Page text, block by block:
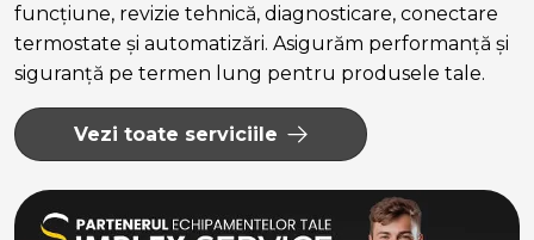
funcțiune, revizie tehnică, diagnosticare, conectare
termostate și automatizări. Asigurăm performanță și
siguranță pe termen lung pentru produsele tale.
Vezi toate serviciile